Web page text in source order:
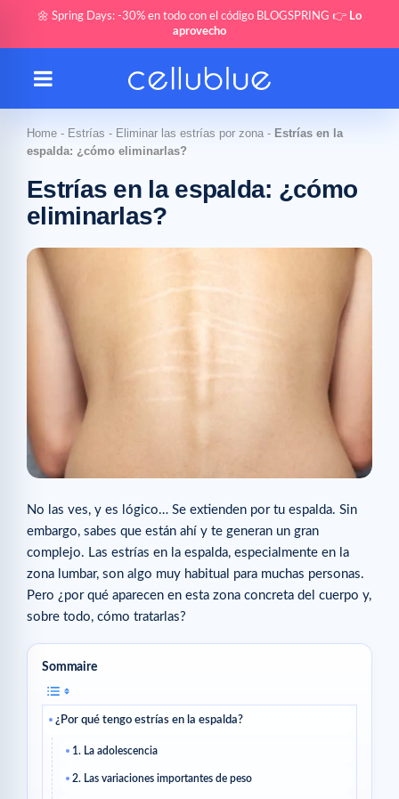
🌼 Spring Days: -30% en todo con el código BLOGSPRING 👉 Lo
aprovecho
Home - Estrías - Eliminar las estrías por zona - Estrías en la
espalda: ¿cómo eliminarlas?
Estrías en la espalda: ¿cómo
eliminarlas?
No las ves, y es lógico… Se extienden por tu espalda. Sin
embargo, sabes que están ahí y te generan un gran
complejo. Las estrías en la espalda, especialmente en la
zona lumbar, son algo muy habitual para muchas personas.
Pero ¿por qué aparecen en esta zona concreta del cuerpo y,
sobre todo, cómo tratarlas?
Sommaire
¿Por qué tengo estrías en la espalda?
1. La adolescencia
2. Las variaciones importantes de peso